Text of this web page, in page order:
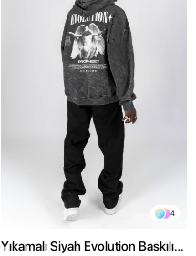
4
Yıkamalı Siyah Evolution Baskılı